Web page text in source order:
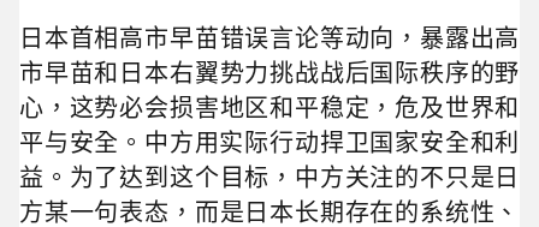
日本首相高市早苗错误言论等动向，暴露出高
市早苗和日本右翼势力挑战战后国际秩序的野
心，这势必会损害地区和平稳定，危及世界和
平与安全。 中方用实际行动捍卫国家安全和利
益 。 为了达到这个目标，中方关注的不只是日
方某一句表态，而是日本长期存在的系统性、